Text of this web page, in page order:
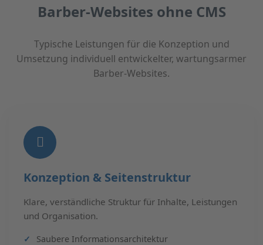
Barber-Websites ohne CMS
Typische Leistungen für die Konzeption und
Umsetzung individuell entwickelter, wartungsarmer
Barber-Websites.
Konzeption & Seitenstruktur
Klare, verständliche Struktur für Inhalte, Leistungen
und Organisation.
Saubere Informationsarchitektur